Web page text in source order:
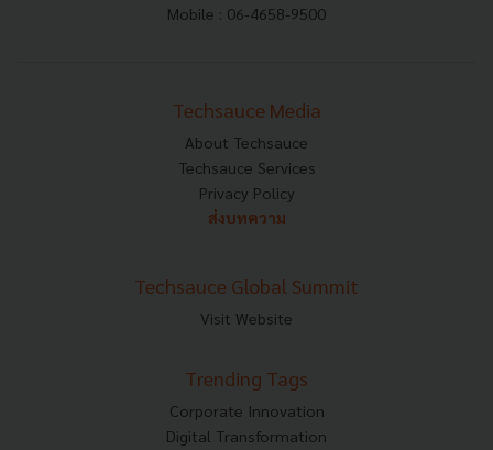
Mobile : 06-4658-9500
Techsauce Media
About Techsauce
Techsauce Services
Privacy Policy
ส่งบทความ
Techsauce Global Summit
Visit Website
Trending Tags
Corporate Innovation
Digital Transformation